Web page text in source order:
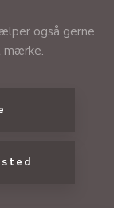
også gerne
mærke.